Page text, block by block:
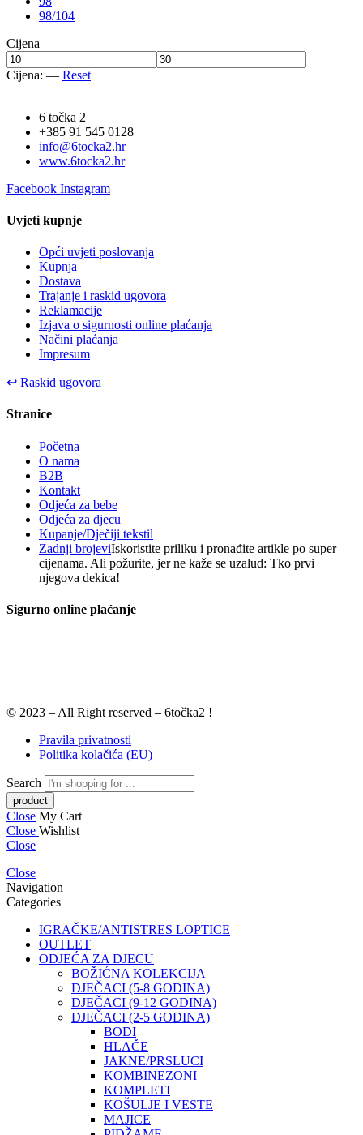
98/104
Cijena
Cijena: — Reset
6 točka 2
+385 91 545 0128
info@6tocka2.hr
www.6tocka2.hr
Facebook Instagram
Uvjeti kupnje
Opći uvjeti poslovanja
Kupnja
Dostava
Trajanje i raskid ugovora
Reklamacije
Izjava o sigurnosti online plaćanja
Načini plaćanja
Impresum
↩ Raskid ugovora
Stranice
Početna
O nama
B2B
Kontakt
Odjeća za bebe
Odjeća za djecu
Kupanje/Dječiji tekstil
Zadnji brojeviIskoristite priliku i pronađite artikle po super
cijenama. Ali požurite, jer ne kaže se uzalud: Tko prvi
njegova dekica!
Sigurno online plaćanje
© 2023 – All Right reserved – 6točka2 !
Pravila privatnosti
Politika kolačića (EU)
Search
Close My Cart
Close Wishlist
Close
Close
Navigation
Categories
IGRAČKE/ANTISTRES LOPTICE
OUTLET
ODJEĆA ZA DJECU
BOŽIĆNA KOLEKCIJA
DJEČACI (5-8 GODINA)
DJEČACI (9-12 GODINA)
DJEČACI (2-5 GODINA)
BODI
HLAČE
JAKNE/PRSLUCI
KOMBINEZONI
KOMPLETI
KOŠULJE I VESTE
MAJICE